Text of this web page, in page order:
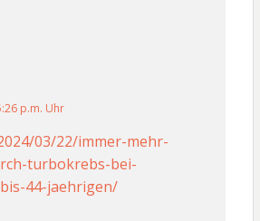
p.m. Uhr
03/22/immer-mehr-
turbokrebs-bei-
44-jaehrigen/